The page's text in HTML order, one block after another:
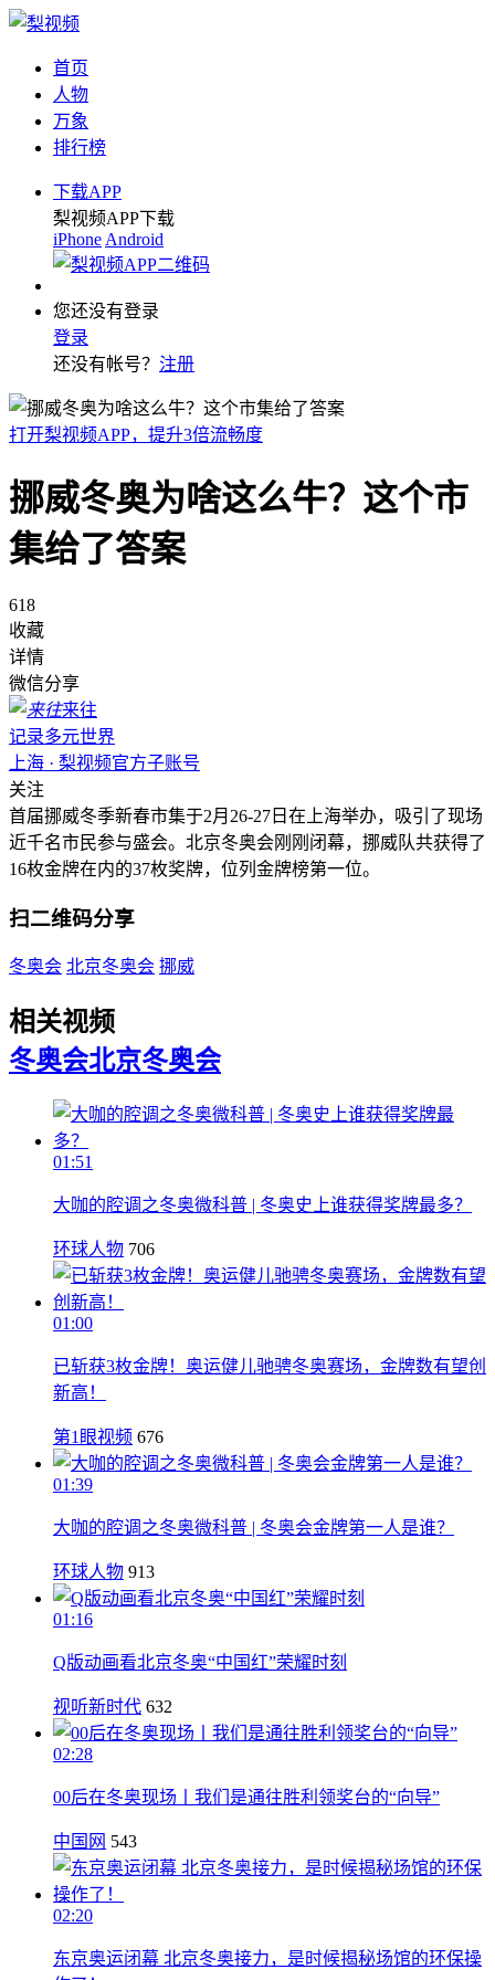
首页
人物
万象
排行榜
下载APP
梨视频APP下载
iPhone Android
您还没有登录
登录
还没有帐号？ 注册
打开梨视频APP，提升3倍流畅度
挪威冬奥为啥这么牛？这个市
集给了答案
618
收藏
详情
微信分享
来往
记录多元世界
上海 · 梨视频官方子账号
关注
首届挪威冬季新春市集于2月26-27日在上海举办，吸引了现场
近千名市民参与盛会。北京冬奥会刚刚闭幕，挪威队共获得了
16枚金牌在内的37枚奖牌，位列金牌榜第一位。
扫二维码分享
冬奥会 北京冬奥会 挪威
相关视频
冬奥会北京冬奥会
01:51
大咖的腔调之冬奥微科普 | 冬奥史上谁获得奖牌最多？
环球人物 706
01:00
已斩获3枚金牌！奥运健儿驰骋冬奥赛场，金牌数有望创
新高！
第1眼视频 676
01:39
大咖的腔调之冬奥微科普 | 冬奥会金牌第一人是谁？
环球人物 913
01:16
Q版动画看北京冬奥“中国红”荣耀时刻
视听新时代 632
02:28
00后在冬奥现场丨我们是通往胜利领奖台的“向导”
中国网 543
02:20
东京奥运闭幕 北京冬奥接力，是时候揭秘场馆的环保操